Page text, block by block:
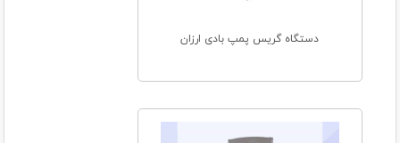
دستگاه گریس پمپ بادی ارزان